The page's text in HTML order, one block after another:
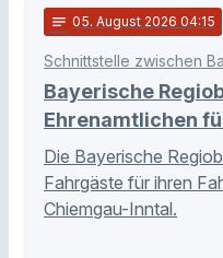
notes 05. August 2026 04:15
Schnittstelle zwischen
Bayerische
Ehrenamtlichen
Die Bayerische
Fahrgäste für ihren
Chiemgau-Inntal.